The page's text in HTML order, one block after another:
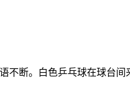
断。白色乒乓球在球台间